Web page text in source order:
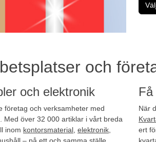
och
och elektronik
företag och verksamheter med
Med över 32 000 artiklar i vårt breda
inom kontorsmaterial, elektronik,
När
ert